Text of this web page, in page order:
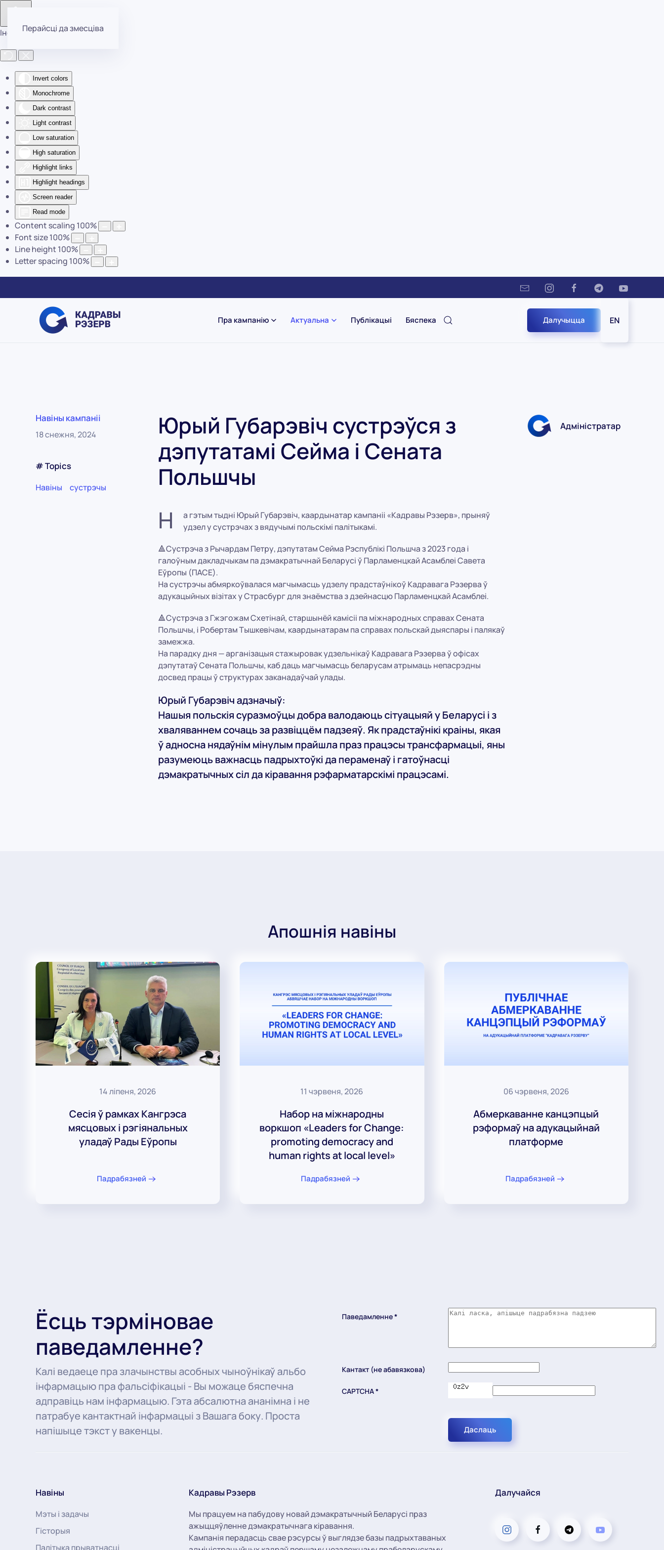
Інструменты даступнасці
Invert colors
Monochrome
Dark contrast
Light contrast
Low saturation
High saturation
Highlight links
Highlight headings
Screen reader
Read mode
Content scaling 100%
Font size100%
Line height 100%
Letter spacing 100%
Перайсці да змесціва
Пра кампанію Актуальна Публікацыі Бяспека Далучыцца EN
Навіны кампаніі
18 снежня, 2024
# Topics
Навіны сустрэчы
Юрый Губарэвіч сустрэўся з
дэпутатамі Сейма і Сената
Польшчы
Н
а гэтым тыдні Юрый Губарэвіч, каардынатар кампаніі «Кадравы Рэзерв», прыняў
удзел у сустрэчах з вядучымі польскімі палітыкамі.
🔺Сустрэча з Рычардам Петру, дэпутатам Сейма Рэспублікі Польшча з 2023 года і
галоўным дакладчыкам па дэмакратычнай Беларусі ў Парламенцкай Асамблеі Савета
Еўропы (ПАСЕ).
На сустрэчы абмяркоўвалася магчымасць удзелу прадстаўнікоў Кадравага Рэзерва ў
адукацыйных візітах у Страсбург для знаёмства з дзейнасцю Парламенцкай Асамблеі.
🔺Сустрэча з Гжэгожам Схетінай, старшынёй камісіі па міжнародных справах Сената
Польшчы, і Робертам Тышкевічам, каардынатарам па справах польскай дыяспары і палякаў
замежжа.
На парадку дня — арганізацыя стажыровак удзельнікаў Кадравага Рэзерва ў офісах
дэпутатаў Сената Польшчы, каб даць магчымасць беларусам атрымаць непасрэдны
досвед працы ў структурах заканадаўчай улады.
Юрый Губарэвіч адзначыў:
Нашыя польскія суразмоўцы добра валодаюць сітуацыяй у Беларусі і з
хваляваннем сочаць за развіццём падзеяў. Як прадстаўнікі краіны, якая
ў адносна нядаўнім мінулым прайшла праз працэсы трансфармацыі, яны
разумеюць важнасць падрыхтоўкі да пераменаў і гатоўнасці
дэмакратычных сіл да кіравання рэфарматарскімі працэсамі.
Адміністратар
Апошнія навіны
14 ліпеня, 2026
Сесія ў рамках Кангрэса
мясцовых і рэгіянальных
уладаў Рады Еўропы
Падрабязней
11 чэрвеня, 2026
Набор на міжнародны
воркшоп «Leaders for Change:
promoting democracy and
human rights at local level»
Падрабязней
06 чэрвеня, 2026
Абмеркаванне канцэпцый
рэформаў на адукацыйнай
платформе
Падрабязней
Ёсць тэрміновае
паведамленне?
Калі ведаеце пра злачынствы асобных чыноўнікаў альбо
інфармацыю пра фальсіфікацыі - Вы можаце бяспечна
адправіць нам інфармацыю. Гэта абсалютна ананімна і не
патрабуе кантактнай інфармацыі з Вашага боку. Проста
напішыце тэкст у вакенцы.
Паведамленне*
Кантакт (не абавязкова)
CAPTCHA*
Даслаць
Навіны
Мэты і задачы
Гісторыя
Палітыка прыватнасці
Кадравы Рэзерв
Мы працуем на пабудову новай дэмакратычный Беларусі праз
ажыццяўленне дэмакратычнага кіравання.
Кампанія перадасць свае рэсурсы ў выглядзе базы падрыхтаваных
Далучайся